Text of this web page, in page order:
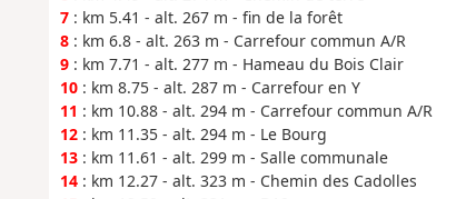
7: km 5.41 - alt. 267 m - fin de la forêt
8: km 6.8 - alt. 263 m - Carrefour commun A/R
9: km 7.71 - alt. 277 m - Hameau du Bois Clair
10: km 8.75 - alt. 287 m - Carrefour en Y
11 : km 10.88 - alt. 294 m - Carrefour commun A/R
12: km 11.35 - alt. 294 m - Le Bourg
13: km 11.61 - alt. 299 m - Salle communale
14: km 12.27 - alt. 323 m - Chemin des Cadolles